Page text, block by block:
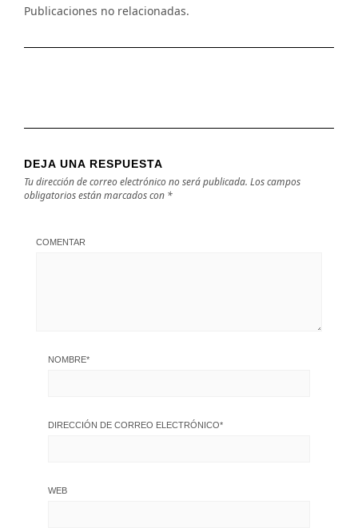
Publicaciones no relacionadas.
DEJA UNA RESPUESTA
Tu dirección de correo electrónico no será publicada. Los campos
obligatorios están marcados con *
COMENTAR
NOMBRE*
DIRECCIÓN DE CORREO ELECTRÓNICO*
WEB